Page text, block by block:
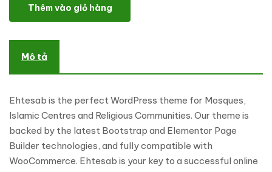
Thêm vào giỏ hàng
Mô tả
Ehtesab is the perfect WordPress theme for Mosques,
Islamic Centres and Religious Communities. Our theme is
backed by the latest Bootstrap and Elementor Page
Builder technologies, and fully compatible with
WooCommerce. Ehtesab is your key to a successful online